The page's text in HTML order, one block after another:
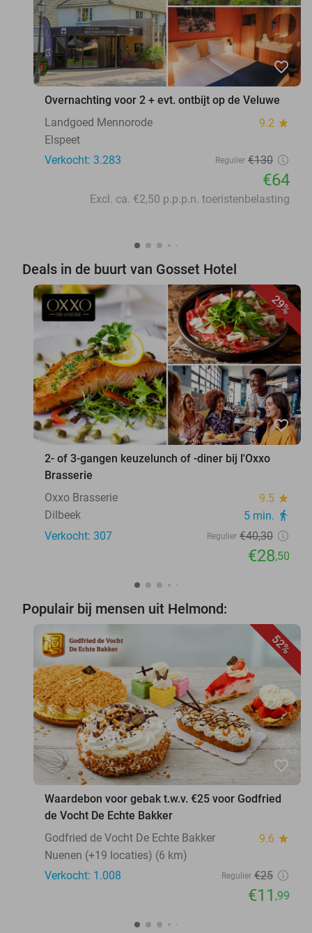
favorite_border
Overnachting voor 2 + evt. ontbijt op de Veluwe
Landgoed Mennorode
9.2 star
Elspeet
Verkocht: 3.283
Regulier €130
€64
Excl. ca. €2,50 p.p.p.n. toeristenbelasting
Deals in de buurt van Gosset Hotel
29%
favorite_border
2- of 3-gangen keuzelunch of -diner bij l'Oxxo
Brasserie
Oxxo Brasserie
9.5 star
Dilbeek 5 min. directions_walk
Verkocht: 307 Regulier €40,30
€28,50
Populair bij mensen uit Helmond:
52%
favorite_border
Waardebon voor gebak t.w.v. €25 voor Godfried
de Vocht De Echte Bakker
Godfried de Vocht De Echte Bakker
9.6 star
Nuenen (+19 locaties) (6 km)
Verkocht: 1.008
Regulier €25
€11 ,99